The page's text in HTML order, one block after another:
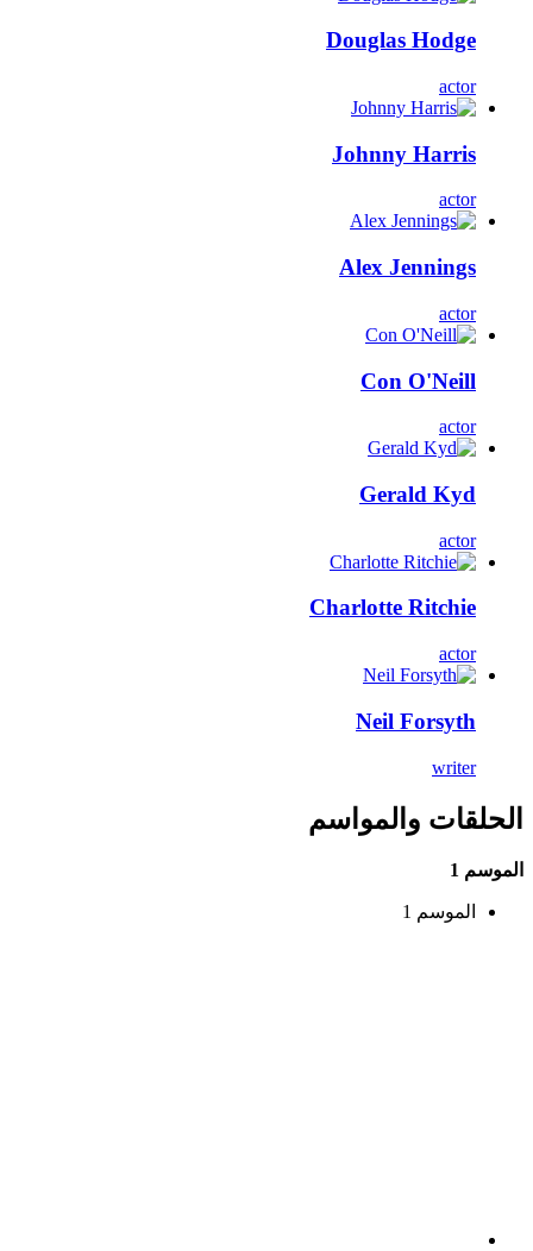
Douglas Hodge
actor
Johnny Harris
actor
Alex Jennings
actor
Con O'Neill
actor
Gerald Kyd
actor
Charlotte Ritchie
actor
Neil Forsyth
writer
الحلقات والمواسم
الموسم 1
الموسم 1